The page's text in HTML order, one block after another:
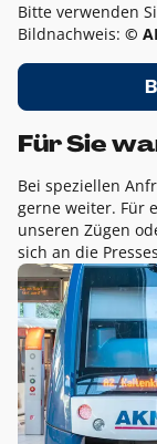
Bitte verwenden
Bildnachweis: ©
Für Sie
Bei speziellen
gerne weiter. Für
unseren Zügen
sich an die